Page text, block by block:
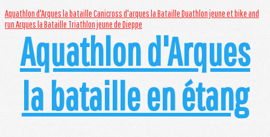
Aquathlon d'Arques la batailleCanicross d'arques la BatailleDuathlon jeune et bike and
run Arques la Bataille Triathlon jeune de Dieppe
Aquathlon d'Arques
la bataille en étang